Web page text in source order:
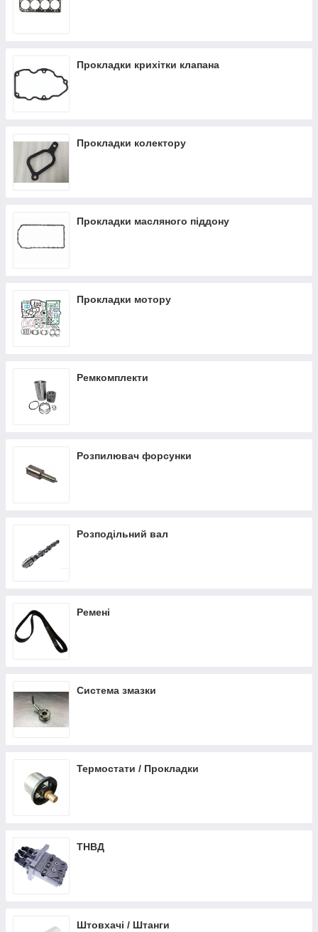
Прокладки крихітки клапана
Прокладки колектору
Прокладки масляного піддону
Прокладки мотору
Ремкомплекти
Розпилювач форсунки
Розподільний вал
Ремені
Система змазки
Термостати / Прокладки
ТНВД
Штовхачі / Штанги